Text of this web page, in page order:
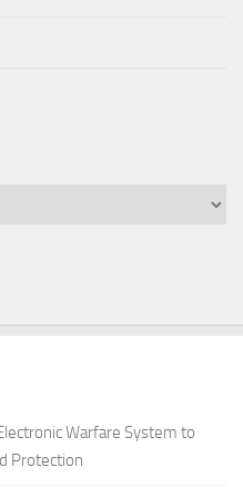
Warfare System to
Protection